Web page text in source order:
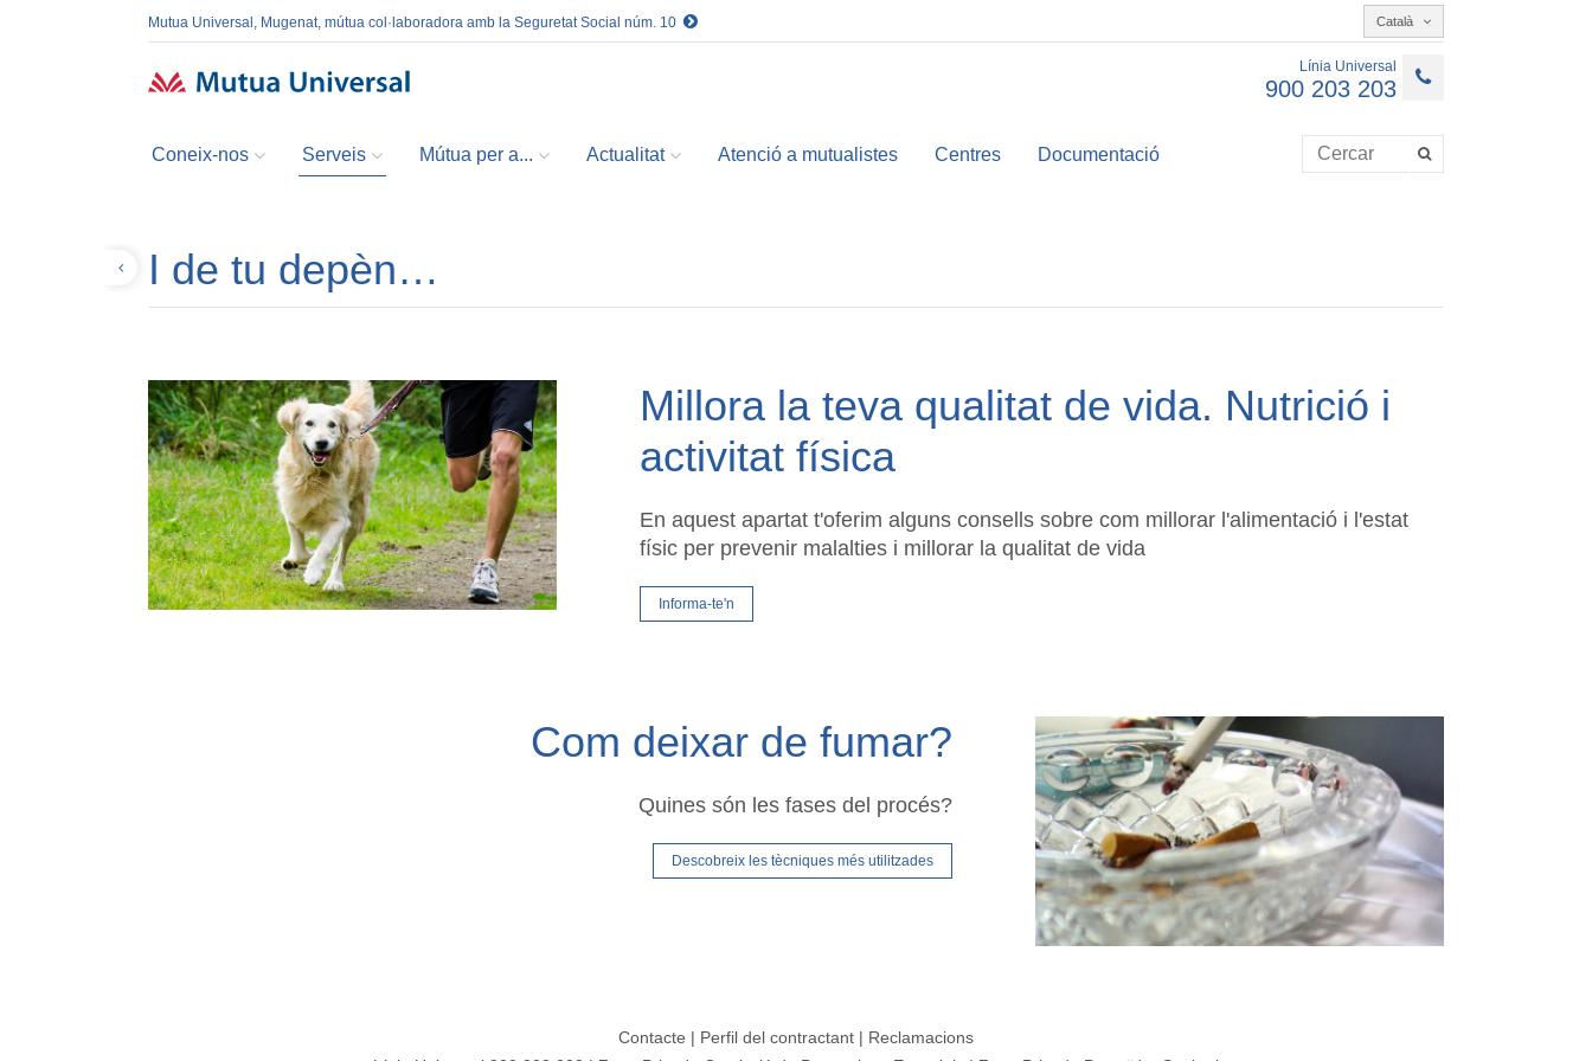
Mutua Universal, Mugenat, mútua col·laboradora amb la Seguretat Social núm. 10 Català
Línia Universal
900 203 203
Coneix-nos Serveis Mútua per a... Actualitat Atenció a mutualistes Centres Documentació
I de tu depèn…
Millora la teva qualitat de vida. Nutrició i
activitat física
En aquest apartat t'oferim alguns consells sobre com millorar l'alimentació i l'estat
físic per prevenir malalties i millorar la qualitat de vida
Informa-te'n
Com deixar de fumar?
Quines són les fases del procés?
Descobreix les tècniques més utilitzades
Contacte | Perfil del contractant | Reclamacions